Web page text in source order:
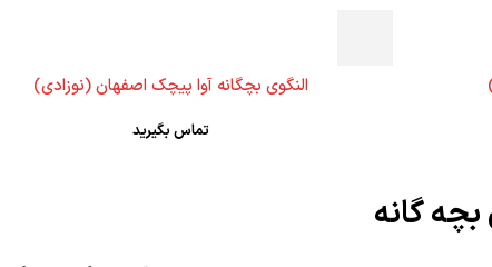
النگوی بچگانه آوا پیچک اصفهان (نوزادی)
تماس بگیرید
گانه